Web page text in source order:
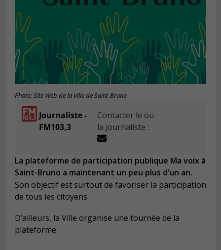
Photo: Site Web de la Ville de Saint-Bruno
Journaliste -
FM103,3
Contacter le ou
la journaliste :
La plateforme de participation publique Ma voix à
Saint-Bruno a maintenant un peu plus d’un an.
Son objectif est surtout de favoriser la participation
de tous les citoyens.
D’ailleurs, la Ville organise une tournée de la
plateforme.